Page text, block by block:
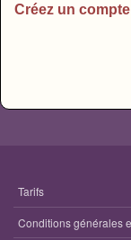
Créez un
Tarifs
Conditions générales